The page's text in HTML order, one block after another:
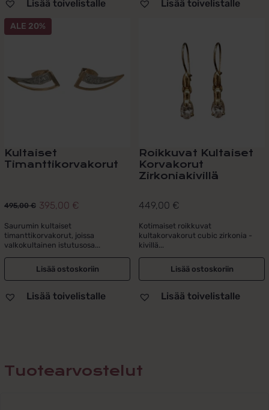
Lisää toivelistalle Lisää toivelistalle
ALE 20%
Kultaiset
Timanttikorvakorut
495,00€
Alkuperäinen
hinta
oli:
495,00 €.
395,00 €
Nykyinen
hinta
on:
395,00 €.
Saurumin kultaiset
timanttikorvakorut, joissa
valkokultainen istutusosa...
Lisää ostoskoriin
Lisää toivelistalle
Roikkuvat Kultaiset
Korvakorut
Zirkoniakivillä
449,00 €
Kotimaiset roikkuvat
kultakorvakorut cubic zirkonia -
kivillä...
Lisää ostoskoriin
Lisää toivelistalle
Tuotearvostelut